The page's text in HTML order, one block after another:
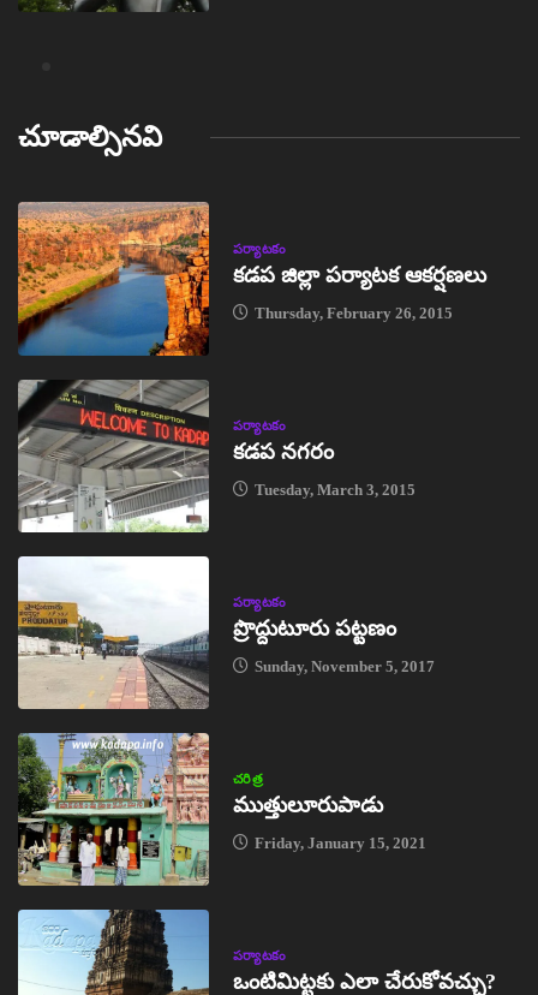
చూడాల్సినవి
పర్యాటకం
కడప జిల్లా పర్యాటక ఆకర్షణలు
Thursday, February 26, 2015
పర్యాటకం
కడప నగరం
Tuesday, March 3, 2015
పర్యాటకం
ప్రొద్దుటూరు పట్టణం
Sunday, November 5, 2017
చరిత్ర
ముత్తులూరుపాడు
Friday, January 15, 2021
పర్యాటకం
ఒంటిమిట్టకు ఎలా చేరుకోవచ్చు?